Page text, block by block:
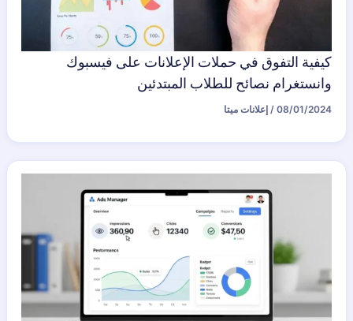
كيفية التفوق في حملات الإعلانات على فيسبوك
وانستغرام نصائح للطلاب المبتدئين
08/01/2024
/ إعلانات ميتا